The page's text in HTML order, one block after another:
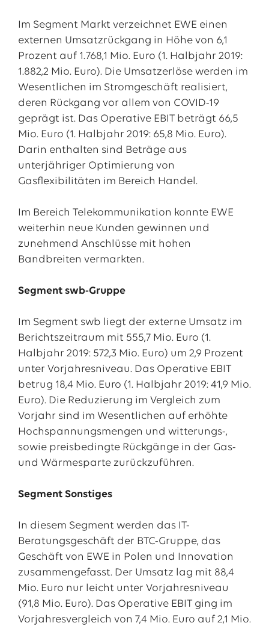
Im Segment Markt verzeichnet EWE einen
externen Umsatzrückgang in Höhe von 6,1
Prozent auf 1.768,1 Mio. Euro (1. Halbjahr 2019:
1.882,2 Mio. Euro). Die Umsatzerlöse werden im
Wesentlichen im Stromgeschäft realisiert,
deren Rückgang vor allem von COVID-19
geprägt ist. Das Operative EBIT beträgt 66,5
Mio. Euro (1. Halbjahr 2019: 65,8 Mio. Euro).
Darin enthalten sind Beträge aus
unterjähriger Optimierung von
Gasflexibilitäten im Bereich Handel.
Im Bereich Telekommunikation konnte EWE
weiterhin neue Kunden gewinnen und
zunehmend Anschlüsse mit hohen
Bandbreiten vermarkten.
Segment swb-Gruppe
Im Segment swb liegt der externe Umsatz im
Berichtszeitraum mit 555,7 Mio. Euro (1.
Halbjahr 2019: 572,3 Mio. Euro) um 2,9 Prozent
unter Vorjahresniveau. Das Operative EBIT
betrug 18,4 Mio. Euro (1. Halbjahr 2019: 41,9 Mio.
Euro). Die Reduzierung im Vergleich zum
Vorjahr sind im Wesentlichen auf erhöhte
Hochspannungsmengen und witterungs-,
sowie preisbedingte Rückgänge in der Gas-
und Wärmesparte zurückzuführen.
Segment Sonstiges
In diesem Segment werden das IT-
Beratungsgeschäft der BTC-Gruppe, das
Geschäft von EWE in Polen und Innovation
zusammengefasst. Der Umsatz lag mit 88,4
Mio. Euro nur leicht unter Vorjahresniveau
(91,8 Mio. Euro). Das Operative EBIT ging im
Vorjahresvergleich von 7,4 Mio. Euro auf 2,1 Mio.